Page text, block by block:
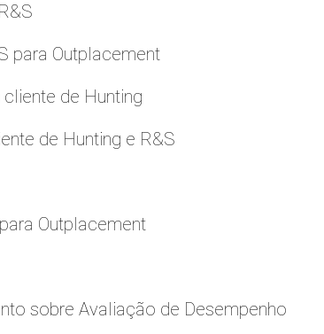
para Outplacement
de Hunting
de Hunting e R&S
Outplacement
sobre Avaliação de Desempenho